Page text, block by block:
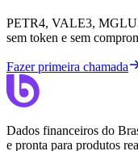
PETR4, VALE3,
sem token e sem
Fazer primeira chamada
Dados financeiros do
e pronta para produtos